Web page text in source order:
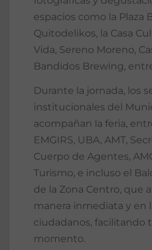
espacios como la Plaza
Quitodelikos, la Casa
Vida, Sereno Moreno,
Bandidos Brewing,
Durante la jornada, los
institucionales del
acompañan la feria,
EMGIRS, UBA, AMT,
Cuerpo de Agentes,
Turismo, e incluso el
de la Zona Centro, que
manera inmediata y en
ciudadanos, facilitando
momento.